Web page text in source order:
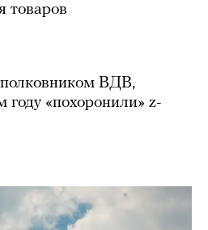
товаров
ВДВ,
году «похоронили» z-